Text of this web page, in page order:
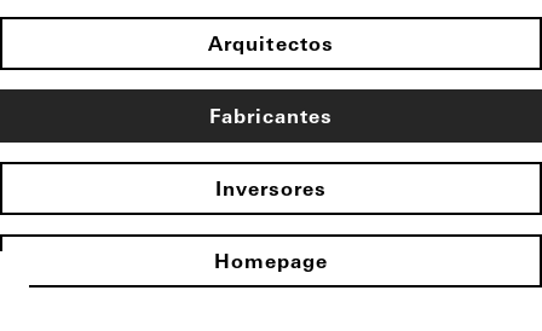
Arquitectos
Fabricantes
Inversores
Homepage